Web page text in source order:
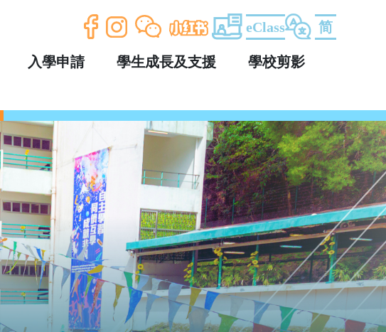
eClass 简
入學申請 學生成長及支援 學校剪影